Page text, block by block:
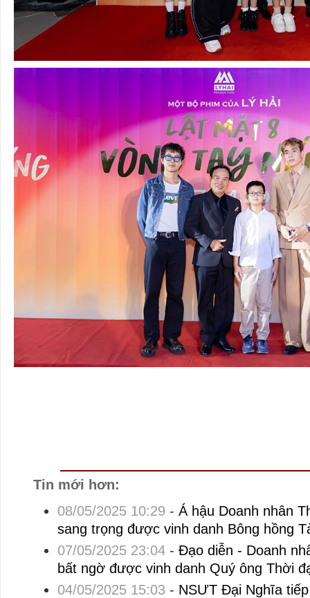
Tin mới hơn:
08/05/2025 10:29 - Á hậu Doanh nhân
sang trọng được vinh danh Bông hồng
07/05/2025 23:04- Đạo diễn - Doanh
bất ngờ được vinh danh Quý ông Thời
04/05/2025 15:03 - NSƯT Đại Nghĩa tiếp